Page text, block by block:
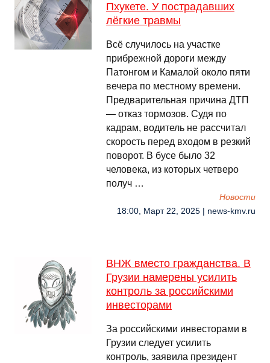
Пхукете. У пострадавших
лёгкие травмы
Всё случилось на участке
прибрежной дороги между
Патонгом и Камалой около пяти
вечера по местному времени.
Предварительная причина ДТП
— отказ тормозов. Судя по
кадрам, водитель не рассчитал
скорость перед входом в резкий
поворот. В бусе было 32
человека, из которых четверо
получ …
Новости
18:00, Март 22, 2025 | news-kmv.ru
ВНЖ вместо гражданства. В
Грузии намерены усилить
контроль за российскими
инвесторами
За российскими инвесторами в
Грузии следует усилить
контроль, заявила президент